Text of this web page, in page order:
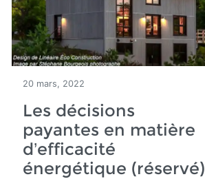
20 mars, 2022
Les décisions
payantes en matière
d’efficacité
énergétique (réservé)